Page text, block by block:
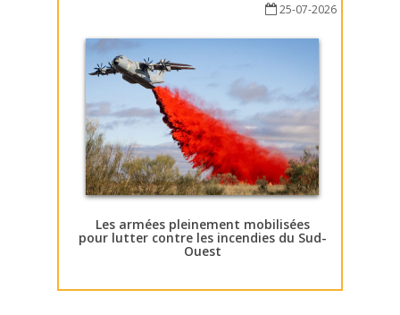
25-07-2026
Les armées pleinement mobilisées
pour lutter contre les incendies du Sud-
Ouest